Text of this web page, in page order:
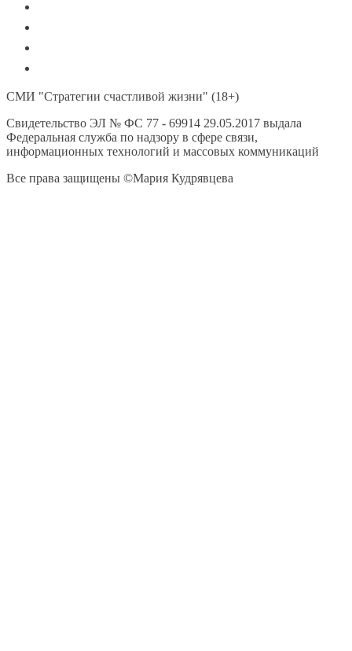
СМИ "Стратегии счастливой жизни" (18+)
Свидетельство ЭЛ № ФС 77 - 69914 29.05.2017 выдала
Федеральная служба по надзору в сфере связи,
информационных технологий и массовых коммуникаций
Все права защищены ©Мария Кудрявцева